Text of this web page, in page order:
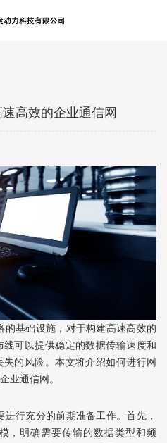
高效的企业通信网
的基础设施，对于构建高速高效的
可以提供稳定的数据传输速度和
的风险。本文将介绍如何进行网
业通信网。
行充分的前期准备工作。首先，
，明确需要传输的数据类型和频